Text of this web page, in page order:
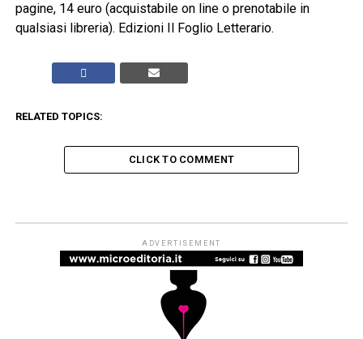
pagine, 14 euro (acquistabile on line o prenotabile in
qualsiasi libreria). Edizioni Il Foglio Letterario.
RELATED TOPICS:
CLICK TO COMMENT
LO ZIBALDONE - RECENSIONI
Artificiale, il ritratto intimo di una
paternità ritrovata